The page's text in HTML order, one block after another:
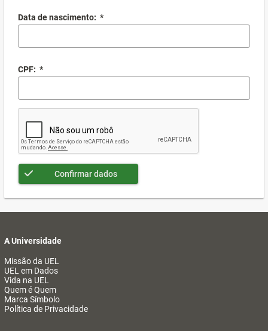
Data de nascimento: *
CPF: *
Confirmar dados
A Universidade
Missão da UEL
UEL em Dados
Vida na UEL
Quem é Quem
Marca Símbolo
Política de Privacidade